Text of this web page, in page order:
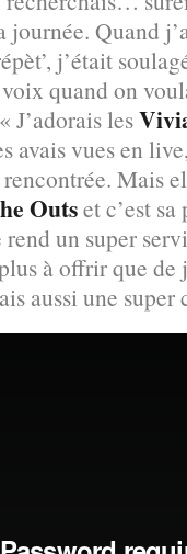
journée. Quand
j’était
quand on
J’adorais les
avais vues en
Mais
Outset c’est
un super
à offrir que
aussi une